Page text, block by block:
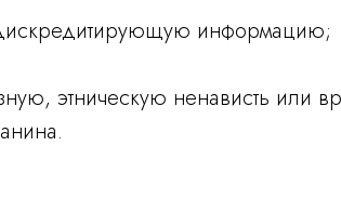
информацию;
этническую ненависть